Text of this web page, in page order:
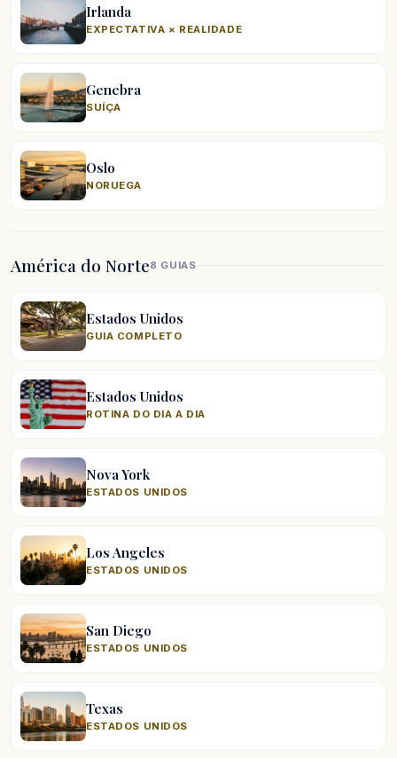
Irlanda
EXPECTATIVA × REALIDADE
Genebra
SUÍÇA
Oslo
NORUEGA
América do Norte8 GUIAS
Estados Unidos
GUIA COMPLETO
Estados Unidos
ROTINA DO DIA A DIA
Nova York
ESTADOS UNIDOS
Los Angeles
ESTADOS UNIDOS
San Diego
ESTADOS UNIDOS
Texas
ESTADOS UNIDOS